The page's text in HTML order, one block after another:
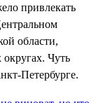
привлекать
области,
Чуть
Петербурге.